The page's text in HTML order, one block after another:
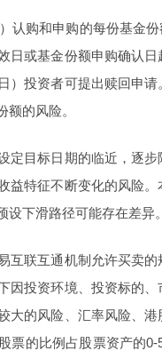
认购和申购的每份基金
日或基金份额申购确认
）投资者可提出赎回申
的风险。
定目标日期的临近，逐
益特征不断变化的风险
设下滑路径可能存在差异
互联互通机制允许买卖
因投资环境、投资标的
大的风险、汇率风险、
票的比例占股票资产的